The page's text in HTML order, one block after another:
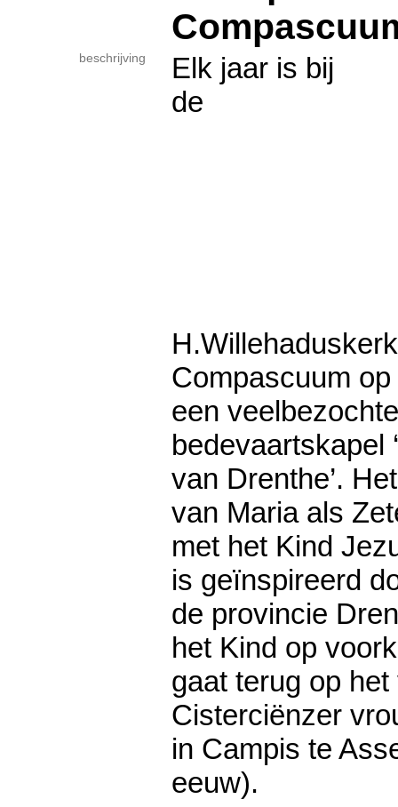
beschrijving
Elk jaar is bij
de
Compascuum
een
bedevaartskapel
van Drenthe’.
van Maria als
met het Kind
is geïnspireerd
de provincie
het Kind op
gaat terug op
Cisterciënzer
in Campis te
eeuw).